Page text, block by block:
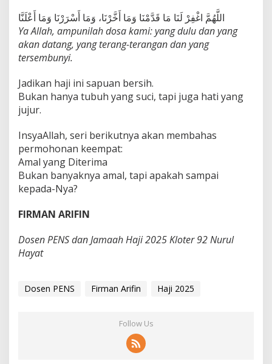
اللَّهُمَّ اغْفِرْ لَنَا مَا قَدَّمْنَا وَمَا أَخَّرْنَا، وَمَا أَسْرَرْنَا وَمَا أَعْلَنَّا
Ya Allah, ampunilah dosa kami: yang dulu dan yang
akan datang, yang terang-terangan dan yang
tersembunyi.
Jadikan haji ini sapuan bersih.
Bukan hanya tubuh yang suci, tapi juga hati yang
jujur.
InsyaAllah, seri berikutnya akan membahas
permohonan keempat:
Amal yang Diterima
Bukan banyaknya amal, tapi apakah sampai
kepada-Nya?
FIRMAN ARIFIN
Dosen PENS dan Jamaah Haji 2025 Kloter 92 Nurul
Hayat
Dosen PENS Firman Arifin Haji 2025
Follow Us